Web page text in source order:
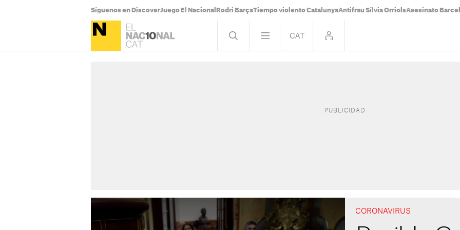
Síguenos en DiscoverJuego El Nacional Rodri BarçaTiempo violento CatalunyaAntifrau Sílvia OrriolsAsesinato
CORONAVIRUS